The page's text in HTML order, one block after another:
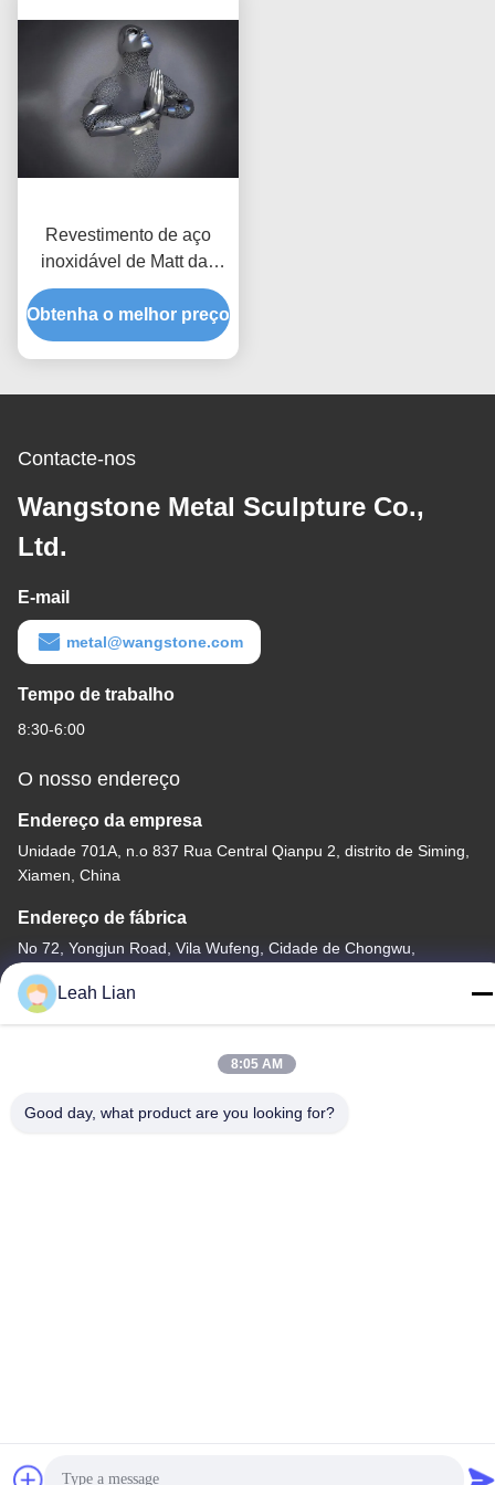
Revestimento de aço
inoxidável de Matt das
esculturas da arte do
homem figurativo home
da parede 3d da
Obtenha o melhor preço
Contacte-nos
Wangstone Metal Sculpture Co.,
Ltd.
E-mail
metal@wangstone.com
Tempo de trabalho
8:30-6:00
O nosso endereço
Endereço da empresa
Unidade 701A, n.o 837 Rua Central Qianpu 2, distrito de Siming,
Xiamen, China
Endereço de fábrica
No 72, Yongjun Road, Vila Wufeng, Cidade de Chongwu,
Quanzhou, Fujian, China
Telefone
Leah Lian
8:05 AM
Good day, what product are you looking for?